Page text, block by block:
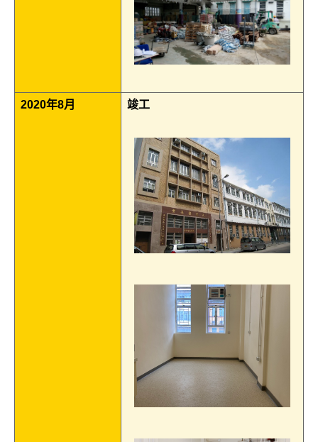
2020年8月 竣工